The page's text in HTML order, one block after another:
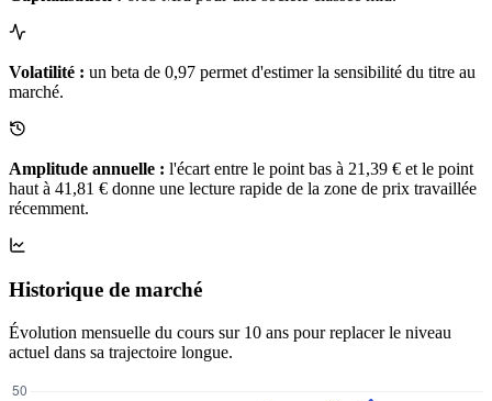
Volatilité : un beta de 0,97 permet d'estimer la sensibilité du titre au
marché.
Amplitude annuelle : l'écart entre le point bas à 21,39 € et le point
haut à 41,81 € donne une lecture rapide de la zone de prix travaillée
récemment.
Historique de marché
Évolution mensuelle du cours sur 10 ans pour replacer le niveau
actuel dans sa trajectoire longue.